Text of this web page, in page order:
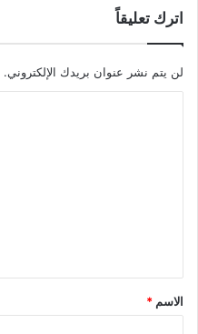
اترك تعليقاً
لن يتم نشر عنوان بريدك الإلكتروني.
*
الاسم *